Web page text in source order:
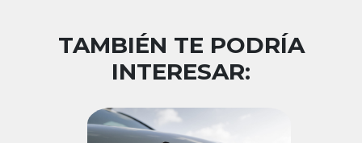
TAMBIÉN TE PODRÍA
INTERESAR: